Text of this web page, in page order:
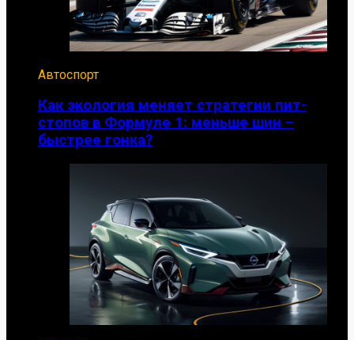
Автоспорт
Как экология меняет стратегии пит-
стопов в Формуле 1: меньше шин –
быстрее гонка?